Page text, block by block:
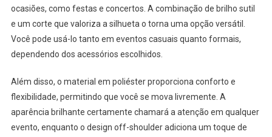
ocasiões, como festas e concertos. A combinação de brilho sutil
e um corte que valoriza a silhueta o torna uma opção versátil.
Você pode usá-lo tanto em eventos casuais quanto formais,
dependendo dos acessórios escolhidos.
Além disso, o material em poliéster proporciona conforto e
flexibilidade, permitindo que você se mova livremente. A
aparência brilhante certamente chamará a atenção em qualquer
evento, enquanto o design off-shoulder adiciona um toque de